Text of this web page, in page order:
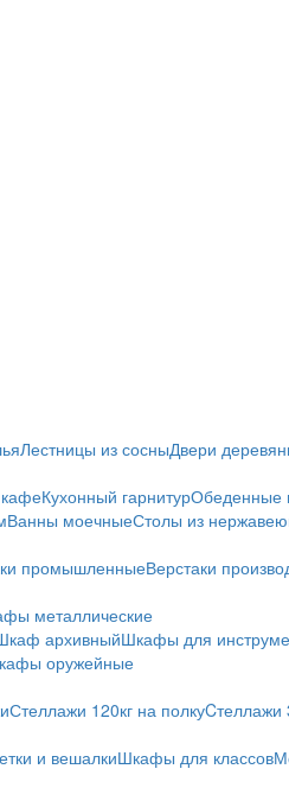
Лестницы из сосныДвери
Кухонный гарнитурОбеденные
Ванны моечныеСтолы из
промышленныеВерстаки
металлические
архивныйШкафы для
оружейные
Стеллажи 120кг на полкуCтеллажи
и вешалкиШкафы для классов